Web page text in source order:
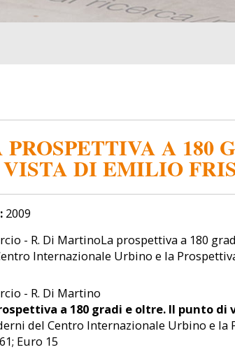
A 180
DI EMILIO
2009
- R. Di MartinoLa prospettiva a 180
Internazionale Urbino e la
- R. Di Martino
a 180 gradi e oltre. Il punto di
del Centro Internazionale Urbino e la
Euro 15